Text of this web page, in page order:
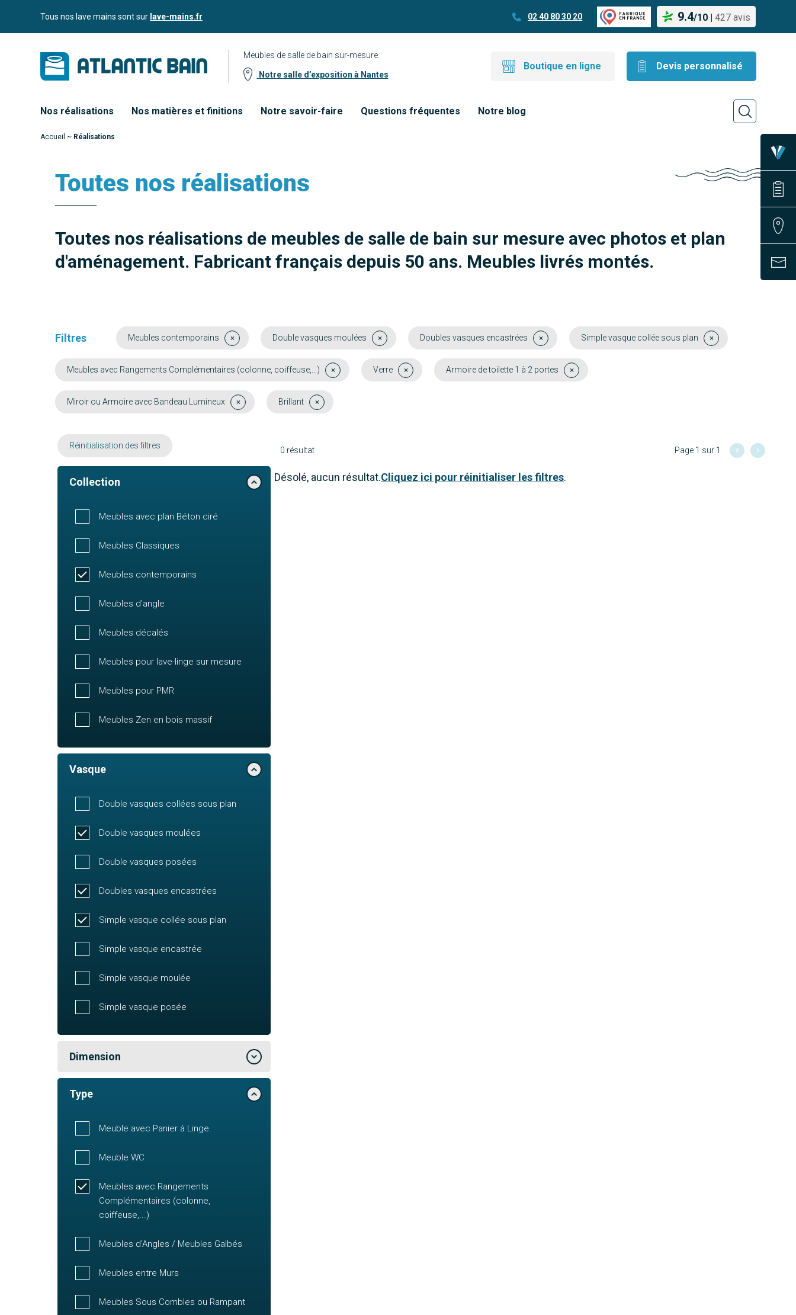
Aller auTous nos lave mains sont sur lave-mains.fr 02 40 80 30 20 9.4/10 | 427 avis
Meubles de salle de bain sur-mesure.
Notre salle d’exposition à Nantes
Boutique en ligne Devis personnalisé
Nos réalisations Nos matières et finitions Notre savoir-faire Questions fréquentes Notre blog
Accueil ~ Réalisations
Toutes nos réalisations
Toutes nos réalisations de meubles de salle de bain sur mesure avec photos et plan
d'aménagement. Fabricant français depuis 50 ans. Meubles livrés montés.
Filtres Meubles contemporains Double vasques moulées Doubles vasques encastrées Simple vasque collée sous plan
Meubles avec Rangements Complémentaires (colonne, coiffeuse,...) Verre Armoire de toilette 1 à 2 portes
Miroir ou Armoire avec Bandeau Lumineux Brillant
Réinitialisation des filtres
Collection
Meubles avec plan Béton ciré
Meubles Classiques
Meubles contemporains
Meubles d'angle
Meubles décalés
Meubles pour lave-linge sur mesure
Meubles pour PMR
Meubles Zen en bois massif
Vasque
Double vasques collées sous plan
Double vasques moulées
Double vasques posées
Doubles vasques encastrées
Simple vasque collée sous plan
Simple vasque encastrée
Simple vasque moulée
Simple vasque posée
Dimension
Type
Meuble avec Panier à Linge
Meuble WC
Meubles avec Rangements
Complémentaires (colonne,
coiffeuse,...)
Meubles d'Angles / Meubles Galbés
Meubles entre Murs
Meubles Sous Combles ou Rampant
0 résultat Page 1 sur 1
Désolé, aucun résultat.Cliquez ici pour réinitialiser les filtres.